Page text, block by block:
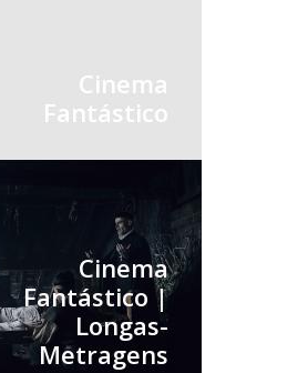
Cinema
Fantástico
Cinema
Fantástico |
Longas-
Metragens